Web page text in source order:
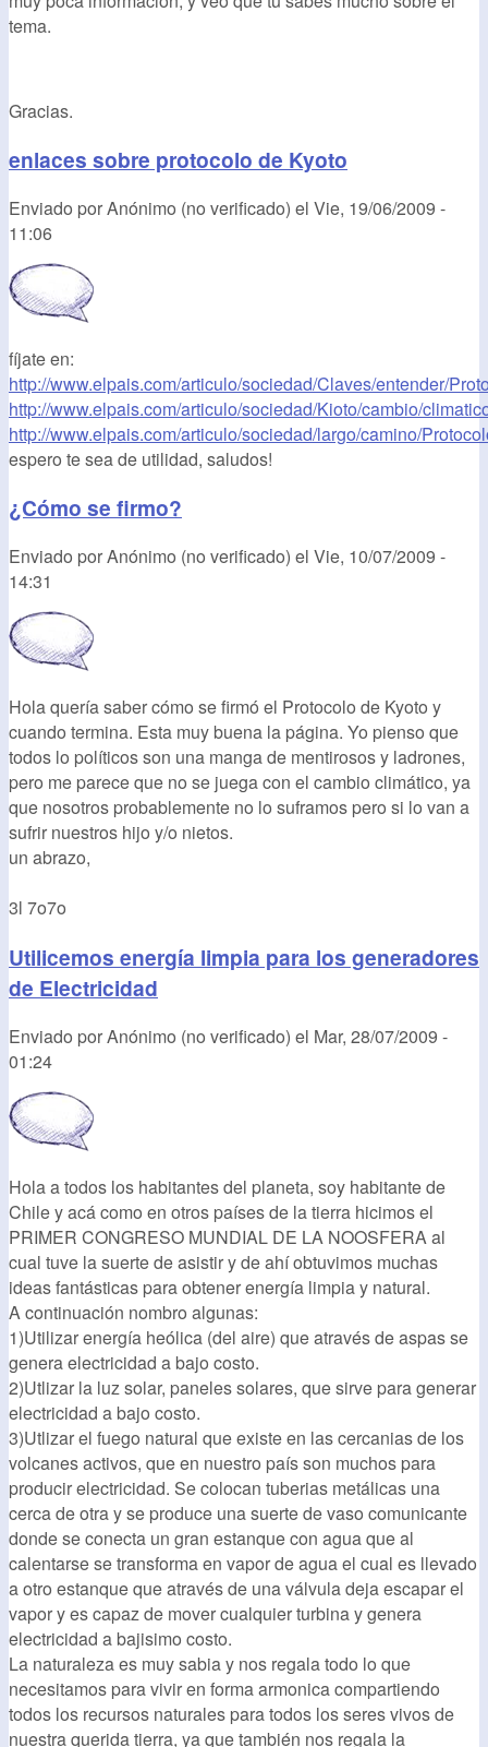
tema.
Gracias.
enlaces sobre protocolo de Kyoto
Enviado porAnónimo (no verificado) el Vie, 19/06/2009 -
11:06
fíjate en:
http://www.elpais.com/articulo/sociedad/Claves/entender/
http://www.elpais.com/articulo/sociedad/Kioto/cambio/
http://www.elpais.com/articulo/sociedad/largo/camino/
espero te sea de utilidad, saludos!
¿Cómo se firmo?
Enviado porAnónimo (no verificado) el Vie, 10/07/2009 -
14:31
Hola quería saber cómo se firmó el Protocolo de Kyoto y
cuando termina. Esta muy buena la página. Yo pienso que
todos lo políticos son una manga de mentirosos y ladrones,
pero me parece que no se juega con el cambio climático, ya
que nosotros probablemente no lo suframos pero si lo van a
sufrir nuestros hijo y/o nietos.
un abrazo,
3l 7o7o
Utilicemos energía limpia para los generadores
de Electricidad
Enviado porAnónimo (no verificado) el Mar, 28/07/2009 -
01:24
Hola a todos los habitantes del planeta, soy habitante de
Chile y acá como en otros países de la tierra hicimos el
PRIMER CONGRESO MUNDIAL DE LA NOOSFERA al
cual tuve la suerte de asistir y de ahí obtuvimos muchas
ideas fantásticas para obtener energía limpia y natural.
A continuación nombro algunas:
1)Utilizar energía heólica (del aire) que através de aspas se
genera electricidad a bajo costo.
2)Utlizar la luz solar, paneles solares, que sirve para generar
electricidad a bajo costo.
3)Utlizar el fuego natural que existe en las cercanias de los
volcanes activos, que en nuestro país son muchos para
producir electricidad. Se colocan tuberias metálicas una
cerca de otra y se produce una suerte de vaso comunicante
donde se conecta un gran estanque con agua que al
calentarse se transforma en vapor de agua el cual es llevado
a otro estanque que através de una válvula deja escapar el
vapor y es capaz de mover cualquier turbina y genera
electricidad a bajisimo costo.
La naturaleza es muy sabia y nos regala todo lo que
necesitamos para vivir en forma armonica compartiendo
todos los recursos naturales para todos los seres vivos de
nuestra querida tierra, ya que también nos regala la